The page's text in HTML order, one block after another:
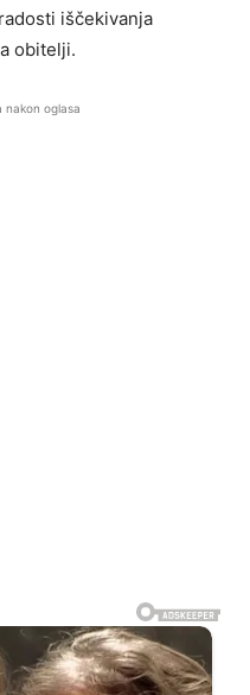
iščekivanja
obitelji.
nakon oglasa